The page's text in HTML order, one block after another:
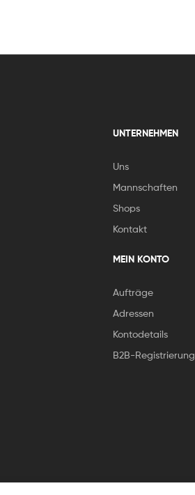
UNTERNEHMEN
Uns
Mannschaften
Shops
Kontakt
MEIN KONTO
Aufträge
Adressen
Kontodetails
B2B-Registrierung